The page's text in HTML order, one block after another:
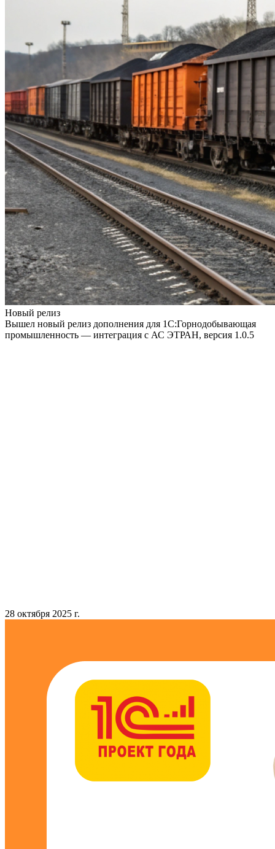
Новый релиз
Вышел новый релиз дополнения для 1С:Горнодобывающая
промышленность — интеграция с АС ЭТРАН, версия 1.0.5
28 октября 2025 г.